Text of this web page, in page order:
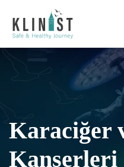
Karaciğer
Kanserleri